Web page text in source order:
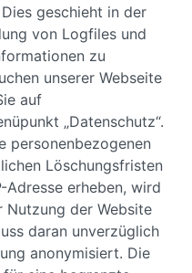
geschieht in der
von Logfiles und
zu
unserer Webseite
auf
„Datenschutz“.
personenbezogenen
Löschungsfristen
erheben, wird
Nutzung der Website
daran unverzüglich
anonymisiert. Die